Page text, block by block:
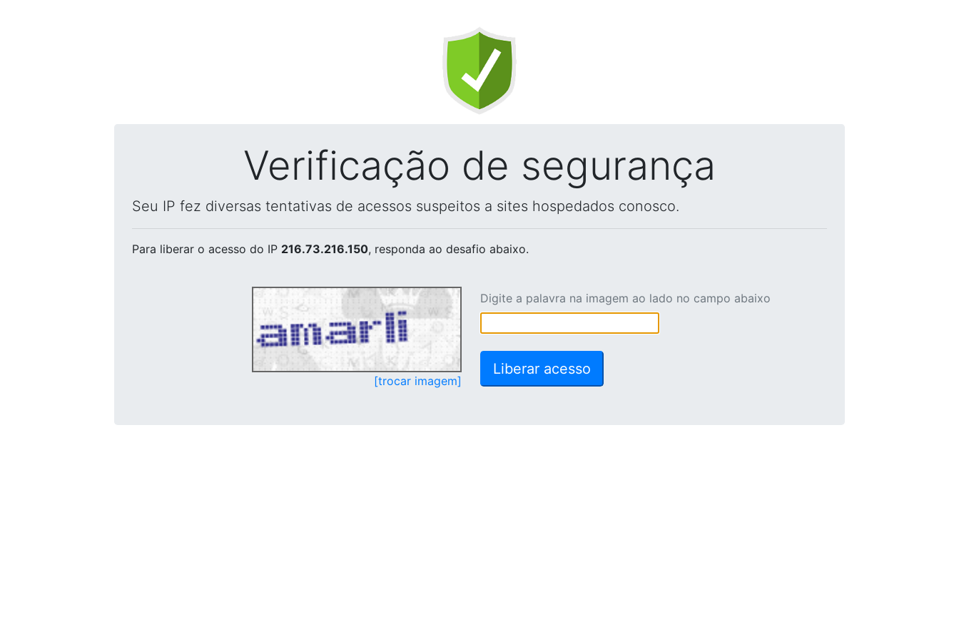
Verificação de segurança
Seu IP fez diversas tentativas de acessos suspeitos a sites hospedados conosco.
Para liberar o acesso do IP 216.73.216.150, responda ao desafio abaixo.
[trocar imagem]
Digite a palavra na imagem ao lado no campo abaixo